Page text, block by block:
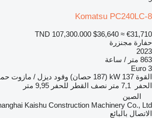
Komatsu PC240LC-8
TND 107,300.000 $36,640 ≈ €31,710
حفارة مجنزرة
2023
863 متر / ساعة
Euro 3
القوة 137 kW (187 حصان) وقود ديزل / مازوت
الحفر
7,1 متر نصف القطر للحفر 9,95 متر
الصين
Kaishu Construction Machinery Co., Ltd
الاتصال بالبائع